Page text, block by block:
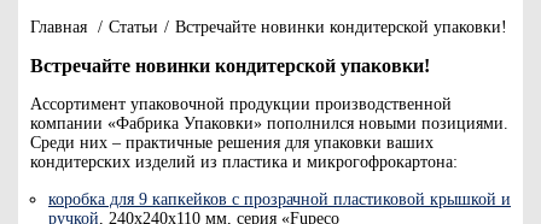
Главная / Статьи / Встречайте новинки кондитерской упаковки!
Встречайте новинки кондитерской упаковки!
Ассортимент упаковочной продукции производственной
компании «Фабрика Упаковки» пополнился новыми позициями.
Среди них – практичные решения для упаковки ваших
кондитерских изделий из пластика и микрогофрокартона:
коробка для 9 капкейков c прозрачной пластиковой крышкой и
ручкой, 240х240х110 мм, серия «Fupeco